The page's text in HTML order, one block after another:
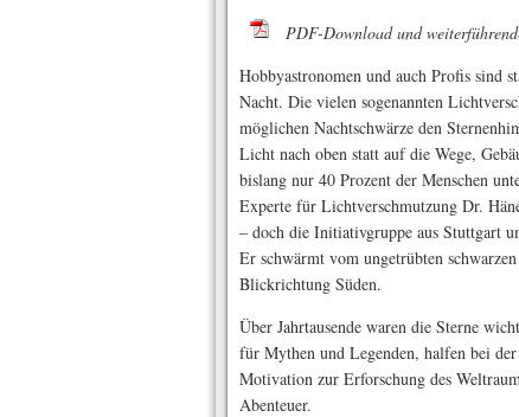
PDF-Download und
Hobbyastronomen und auch Profis sind
Nacht. Die vielen sogenannten
möglichen Nachtschwärze den
Licht nach oben statt auf die Wege,
bislang nur 40 Prozent der Menschen
Experte für Lichtverschmutzung Dr.
– doch die Initiativgruppe aus Stuttgart
Er schwärmt vom ungetrübten
Blickrichtung Süden.
Über Jahrtausende waren die Sterne
für Mythen und Legenden, halfen bei
Motivation zur Erforschung des
Abenteuer.